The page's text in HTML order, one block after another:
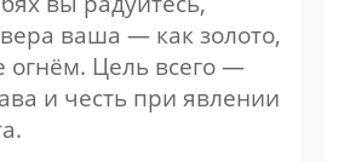
ваша — как золото,
огнём. Цель всего —
и честь при явлении